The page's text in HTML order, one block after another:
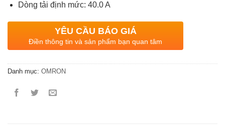
Dòng tải định mức: 40.0 A
YÊU CẦU BÁO GIÁ
Điền thông tin và sản phẩm bạn quan tâm
Danh mục: OMRON